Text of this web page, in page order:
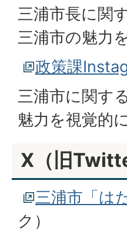
三浦市長に関
三浦市の魅力
政策課
三浦市に関す
魅力を視覚的
X（旧
三浦市「は
ク）